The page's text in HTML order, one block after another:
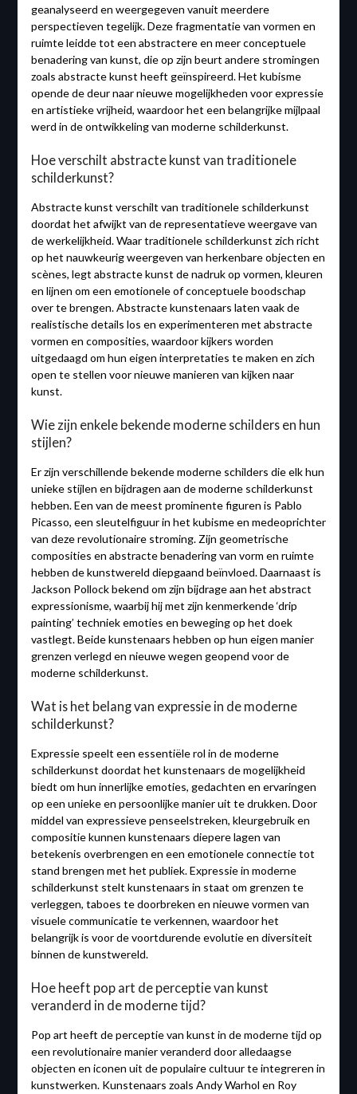
geanalyseerd en weergegeven vanuit meerdere
perspectieven tegelijk. Deze fragmentatie van vormen en
ruimte leidde tot een abstractere en meer conceptuele
benadering van kunst, die op zijn beurt andere stromingen
zoals abstracte kunst heeft geïnspireerd. Het kubisme
opende de deur naar nieuwe mogelijkheden voor expressie
en artistieke vrijheid, waardoor het een belangrijke mijlpaal
werd in de ontwikkeling van moderne schilderkunst.
Hoe verschilt abstracte kunst van traditionele
schilderkunst?
Abstracte kunst verschilt van traditionele schilderkunst
doordat het afwijkt van de representatieve weergave van
de werkelijkheid. Waar traditionele schilderkunst zich richt
op het nauwkeurig weergeven van herkenbare objecten en
scènes, legt abstracte kunst de nadruk op vormen, kleuren
en lijnen om een emotionele of conceptuele boodschap
over te brengen. Abstracte kunstenaars laten vaak de
realistische details los en experimenteren met abstracte
vormen en composities, waardoor kijkers worden
uitgedaagd om hun eigen interpretaties te maken en zich
open te stellen voor nieuwe manieren van kijken naar
kunst.
Wie zijn enkele bekende moderne schilders en hun
stijlen?
Er zijn verschillende bekende moderne schilders die elk hun
unieke stijlen en bijdragen aan de moderne schilderkunst
hebben. Een van de meest prominente figuren is Pablo
Picasso, een sleutelfiguur in het kubisme en medeoprichter
van deze revolutionaire stroming. Zijn geometrische
composities en abstracte benadering van vorm en ruimte
hebben de kunstwereld diepgaand beïnvloed. Daarnaast is
Jackson Pollock bekend om zijn bijdrage aan het abstract
expressionisme, waarbij hij met zijn kenmerkende ‘drip
painting’ techniek emoties en beweging op het doek
vastlegt. Beide kunstenaars hebben op hun eigen manier
grenzen verlegd en nieuwe wegen geopend voor de
moderne schilderkunst.
Wat is het belang van expressie in de moderne
schilderkunst?
Expressie speelt een essentiële rol in de moderne
schilderkunst doordat het kunstenaars de mogelijkheid
biedt om hun innerlijke emoties, gedachten en ervaringen
op een unieke en persoonlijke manier uit te drukken. Door
middel van expressieve penseelstreken, kleurgebruik en
compositie kunnen kunstenaars diepere lagen van
betekenis overbrengen en een emotionele connectie tot
stand brengen met het publiek. Expressie in moderne
schilderkunst stelt kunstenaars in staat om grenzen te
verleggen, taboes te doorbreken en nieuwe vormen van
visuele communicatie te verkennen, waardoor het
belangrijk is voor de voortdurende evolutie en diversiteit
binnen de kunstwereld.
Hoe heeft pop art de perceptie van kunst
veranderd in de moderne tijd?
Pop art heeft de perceptie van kunst in de moderne tijd op
een revolutionaire manier veranderd door alledaagse
objecten en iconen uit de populaire cultuur te integreren in
kunstwerken. Kunstenaars zoals Andy Warhol en Roy